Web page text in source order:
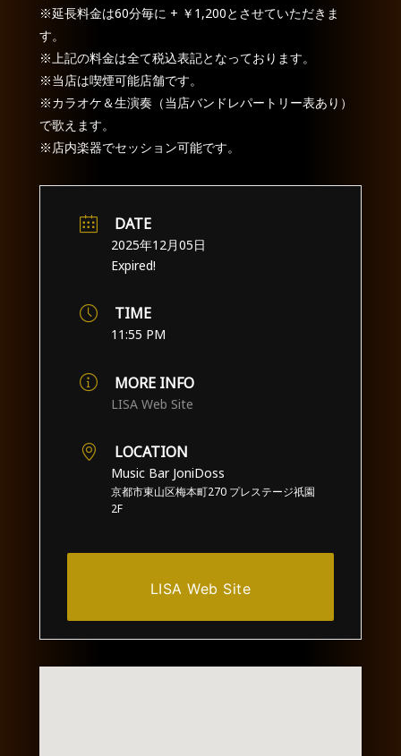
※延長料金は60分毎に + ￥1,200とさせていただきま
す。
※上記の料金は全て税込表記となっております。
※当店は喫煙可能店舗です。
※カラオケ＆生演奏（当店バンドレパートリー表あり）
で歌えます。
※店内楽器でセッション可能です。
DATE
2025年12月05日
Expired!
TIME
11:55 PM
MORE INFO
LISA Web Site
LOCATION
Music Bar JoniDoss
京都市東山区梅本町270 プレステージ祇園
2F
LISA Web Site